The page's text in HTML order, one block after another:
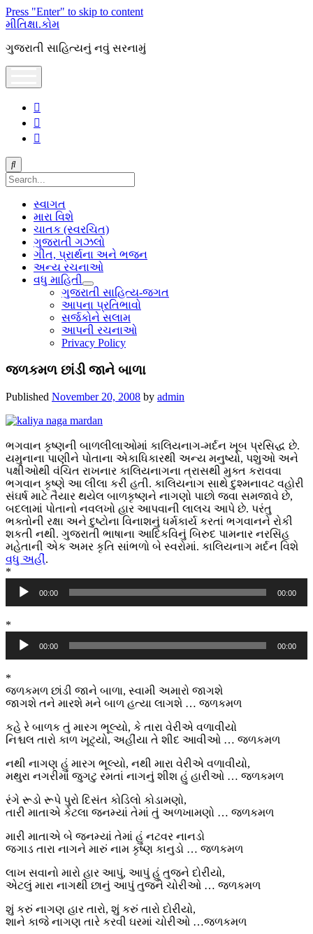
Press "Enter" to skip to content
મીતિક્ષા.કોમ
ગુજરાતી સાહિત્યનું નવું સરનામું
Search
સ્વાગત
મારા વિશે
ચાતક (સ્વરચિત)
ગુજરાતી ગઝલો
ગીત, પ્રાર્થના અને ભજન
અન્ય રચનાઓ
વધુ માહિતી
open
dropdown
menu
ગુજરાતી સાહિત્ય-જગત
આપના પ્રતિભાવો
સર્જકોને સલામ
આપની રચનાઓ
Privacy Policy
જળકમળ છાંડી જાને બાળા
Published November 20, 2008 by admin
ભગવાન કૃષ્ણની બાળલીલાઓમાં કાલિયનાગ-મર્દન ખૂબ પ્રસિદ્ધ છે.
યમુનાના પાણીને પોતાના એકાધિકારથી અન્ય મનુષ્યો, પશુઓ અને
પક્ષીઓથી વંચિત રાખનાર કાલિયનાગના ત્રાસથી મુક્ત કરાવવા
ભગવાન કૃષ્ણે આ લીલા કરી હતી. કાલિયનાગ સાથે દુશ્મનાવટ વહોરી
સંઘર્ષ માટે તૈયાર થયેલ બાળકૃષ્ણને નાગણો પાછો જવા સમજાવે છે,
બદલામાં પોતાનો નવલખો હાર આપવાની લાલચ આપે છે. પરંતુ
ભક્તોની રક્ષા અને દુષ્ટોના વિનાશનું ધર્મકાર્ય કરતાં ભગવાનને રોકી
શકતી નથી. ગુજરાતી ભાષાના આદિકવિનું બિરુદ પામનાર નરસિંહ
મહેતાની એક અમર કૃતિ સાંભળો બે સ્વરોમાં. કાલિયનાગ મર્દન વિશે
વધુ અહીં.
*
Audio
Player
00:00 00:00
*
Audio
Player
00:00 00:00
*
જળકમળ છાંડી જાને બાળા, સ્વામી અમારો જાગશે
જાગશે તને મારશે મને બાળ હત્યા લાગશે … જળકમળ
કહે રે બાળક તું મારગ ભૂલ્યો, કે તારા વેરીએ વળાવીયો
નિશ્ચલ તારો કાળ ખૂટ્યો, અહીંયા તે શીદ આવીઓ … જળકમળ
નથી નાગણ હું મારગ ભૂલ્યો, નથી મારા વેરીએ વળાવીયો,
મથુરા નગરીમાં જુગટુ રમતાં નાગનું શીશ હું હારીઓ … જળકમળ
રંગે રૂડો રૂપે પુરો દિસંત કોડિલો કોડામણો,
તારી માતાએ કેટલા જનમ્યાં તેમાં તું અળખામણો … જળકમળ
મારી માતાએ બે જનમ્યાં તેમાં હું નટવર નાનડો
જગાડ તારા નાગને મારું નામ કૃષ્ણ કાનુડો … જળકમળ
લાખ સવાનો મારો હાર આપું, આપું હું તુજને દોરીયો,
એટલું મારા નાગથી છાનું આપું તુજને ચોરીઓ … જળકમળ
શું કરું નાગણ હાર તારો, શું કરું તારો દોરીયો,
શાને કાજે નાગણ તારે કરવી ઘરમાં ચોરીઓ …જળકમળ